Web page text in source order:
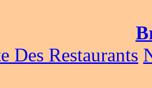
Des Restaurants